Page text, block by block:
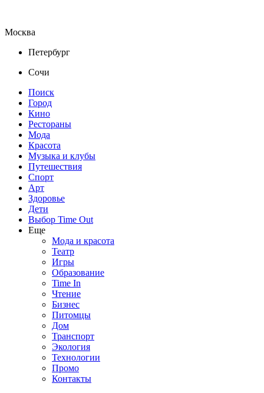
Москва
Петербург
Сочи
Поиск
Город
Кино
Рестораны
Мода
Красота
Музыка и клубы
Путешествия
Спорт
Арт
Здоровье
Дети
Выбор Time Out
Еще
Мода и красота
Театр
Игры
Образование
Time In
Чтение
Бизнес
Питомцы
Дом
Транспорт
Экология
Технологии
Промо
Контакты